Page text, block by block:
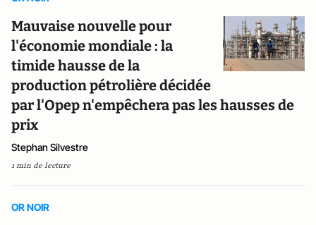
Mauvaise nouvelle pour
l'économie mondiale : la
timide hausse de la
production pétrolière décidée
par l'Opep n'empêchera pas les hausses de
prix
Stephan Silvestre
1 min de lecture
OR NOIR